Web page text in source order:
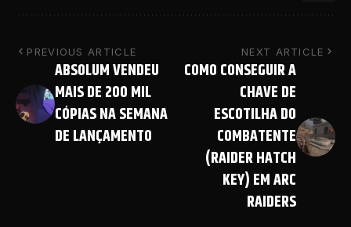
PREVIOUS ARTICLE
ABSOLUM VENDEU
MAIS DE 200 MIL
CÓPIAS NA SEMANA
DE LANÇAMENTO
NEXT ARTICLE
COMO CONSEGUIR A
CHAVE DE
ESCOTILHA DO
COMBATENTE
(RAIDER HATCH
KEY) EM ARC
RAIDERS